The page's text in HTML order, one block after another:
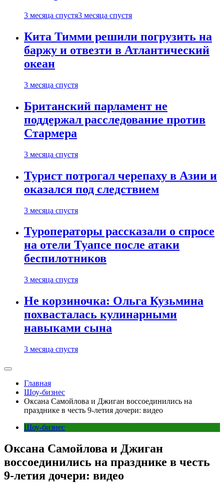
3 месяца спустя3 месяца спустя
Кита Тимми решили погрузить на
баржу и отвезти в Атлантический
океан
3 месяца спустя
Британский парламент не
поддержал расследование против
Стармера
3 месяца спустя
Турист потрогал черепаху в Азии и
оказался под следствием
3 месяца спустя
Туроператоры рассказали о спросе
на отели Туапсе после атаки
беспилотников
3 месяца спустя
Не корзиночка: Ольга Кузьмина
похвасталась кулинарными
навыками сына
3 месяца спустя
Главная
Шоу-бизнес
Оксана Самойлова и Джиган воссоединились на
празднике в честь 9-летия дочери: видео
Шоу-бизнес
Оксана Самойлова и Джиган
воссоединились на празднике в честь
9-летия дочери: видео